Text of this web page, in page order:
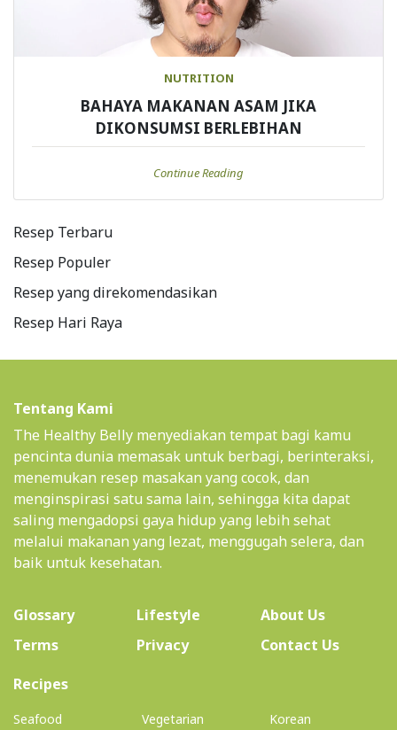
NUTRITION
BAHAYA MAKANAN ASAM JIKA
DIKONSUMSI BERLEBIHAN
Continue Reading
Resep Terbaru
Resep Populer
Resep yang direkomendasikan
Resep Hari Raya
Tentang Kami
The Healthy Belly menyediakan tempat bagi kamu
pencinta dunia memasak untuk berbagi, berinteraksi,
menemukan resep masakan yang cocok, dan
menginspirasi satu sama lain, sehingga kita dapat
saling mengadopsi gaya hidup yang lebih sehat
melalui makanan yang lezat, menggugah selera, dan
baik untuk kesehatan.
Glossary Lifestyle About Us(current)
Terms
Privacy
Contact Us
Recipes(current)
Seafood Vegetarian Korean